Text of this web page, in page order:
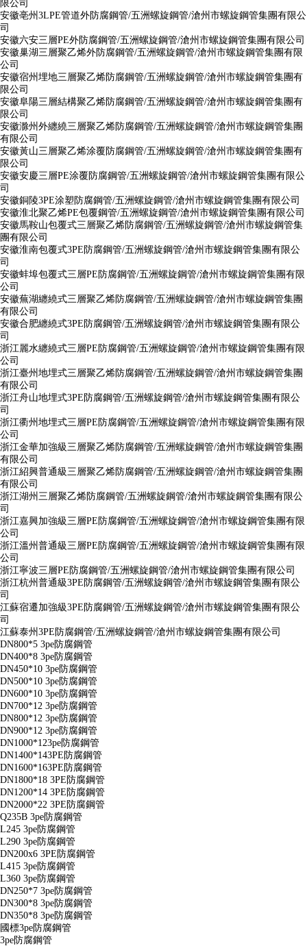
限公司
安徽亳州3LPE管道外防腐鋼管/五洲螺旋鋼管/滄州市螺旋鋼管集團有限公
司
安徽六安三層PE外防腐鋼管/五洲螺旋鋼管/滄州市螺旋鋼管集團有限公司
安徽巢湖三層聚乙烯外防腐鋼管/五洲螺旋鋼管/滄州市螺旋鋼管集團有限
公司
安徽宿州埋地三層聚乙烯防腐鋼管/五洲螺旋鋼管/滄州市螺旋鋼管集團有
限公司
安徽阜陽三層結構聚乙烯防腐鋼管/五洲螺旋鋼管/滄州市螺旋鋼管集團有
限公司
安徽滁州外纏繞三層聚乙烯防腐鋼管/五洲螺旋鋼管/滄州市螺旋鋼管集團
有限公司
安徽黃山三層聚乙烯涂覆防腐鋼管/五洲螺旋鋼管/滄州市螺旋鋼管集團有
限公司
安徽安慶三層PE涂覆防腐鋼管/五洲螺旋鋼管/滄州市螺旋鋼管集團有限公
司
安徽銅陵3PE涂塑防腐鋼管/五洲螺旋鋼管/滄州市螺旋鋼管集團有限公司
安徽淮北聚乙烯PE包覆鋼管/五洲螺旋鋼管/滄州市螺旋鋼管集團有限公司
安徽馬鞍山包覆式三層聚乙烯防腐鋼管/五洲螺旋鋼管/滄州市螺旋鋼管集
團有限公司
安徽淮南包覆式3PE防腐鋼管/五洲螺旋鋼管/滄州市螺旋鋼管集團有限公
司
安徽蚌埠包覆式三層PE防腐鋼管/五洲螺旋鋼管/滄州市螺旋鋼管集團有限
公司
安徽蕪湖纏繞式三層聚乙烯防腐鋼管/五洲螺旋鋼管/滄州市螺旋鋼管集團
有限公司
安徽合肥纏繞式3PE防腐鋼管/五洲螺旋鋼管/滄州市螺旋鋼管集團有限公
司
浙江麗水纏繞式三層PE防腐鋼管/五洲螺旋鋼管/滄州市螺旋鋼管集團有限
公司
浙江臺州地埋式三層聚乙烯防腐鋼管/五洲螺旋鋼管/滄州市螺旋鋼管集團
有限公司
浙江舟山地埋式3PE防腐鋼管/五洲螺旋鋼管/滄州市螺旋鋼管集團有限公
司
浙江衢州地埋式三層PE防腐鋼管/五洲螺旋鋼管/滄州市螺旋鋼管集團有限
公司
浙江金華加強級三層聚乙烯防腐鋼管/五洲螺旋鋼管/滄州市螺旋鋼管集團
有限公司
浙江紹興普通級三層聚乙烯防腐鋼管/五洲螺旋鋼管/滄州市螺旋鋼管集團
有限公司
浙江湖州三層聚乙烯防腐鋼管/五洲螺旋鋼管/滄州市螺旋鋼管集團有限公
司
浙江嘉興加強級三層PE防腐鋼管/五洲螺旋鋼管/滄州市螺旋鋼管集團有限
公司
浙江溫州普通級三層PE防腐鋼管/五洲螺旋鋼管/滄州市螺旋鋼管集團有限
公司
浙江寧波三層PE防腐鋼管/五洲螺旋鋼管/滄州市螺旋鋼管集團有限公司
浙江杭州普通級3PE防腐鋼管/五洲螺旋鋼管/滄州市螺旋鋼管集團有限公
司
江蘇宿遷加強級3PE防腐鋼管/五洲螺旋鋼管/滄州市螺旋鋼管集團有限公
司
江蘇泰州3PE防腐鋼管/五洲螺旋鋼管/滄州市螺旋鋼管集團有限公司
DN800*5 3pe防腐鋼管
DN400*8 3pe防腐鋼管
DN450*10 3pe防腐鋼管
DN500*10 3pe防腐鋼管
DN600*10 3pe防腐鋼管
DN700*12 3pe防腐鋼管
DN800*12 3pe防腐鋼管
DN900*12 3pe防腐鋼管
DN1000*123pe防腐鋼管
DN1400*143PE防腐鋼管
DN1600*163PE防腐鋼管
DN1800*18 3PE防腐鋼管
DN1200*14 3PE防腐鋼管
DN2000*22 3PE防腐鋼管
Q235B 3pe防腐鋼管
L245 3pe防腐鋼管
L290 3pe防腐鋼管
DN200x6 3PE防腐鋼管
L415 3pe防腐鋼管
L360 3pe防腐鋼管
DN250*7 3pe防腐鋼管
DN300*8 3pe防腐鋼管
DN350*8 3pe防腐鋼管
國標3pe防腐鋼管
3pe防腐鋼管